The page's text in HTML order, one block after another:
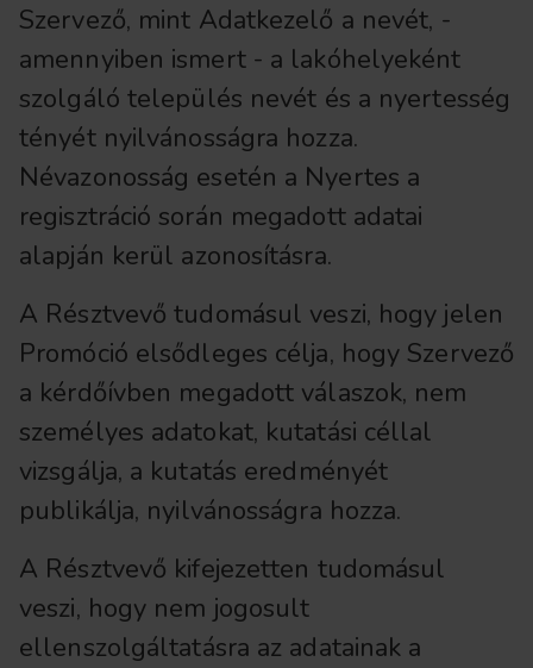
Szervező, mint Adatkezelő a nevét, -
amennyiben ismert - a lakóhelyeként
szolgáló település nevét és a nyertesség
tényét nyilvánosságra hozza.
Névazonosság esetén a Nyertes a
regisztráció során megadott adatai
alapján kerül azonosításra.
A Résztvevő tudomásul veszi, hogy jelen
Promóció elsődleges célja, hogy Szervező
a kérdőívben megadott válaszok, nem
személyes adatokat, kutatási céllal
vizsgálja, a kutatás eredményét
publikálja, nyilvánosságra hozza.
A Résztvevő kifejezetten tudomásul
veszi, hogy nem jogosult
ellenszolgáltatásra az adatainak a